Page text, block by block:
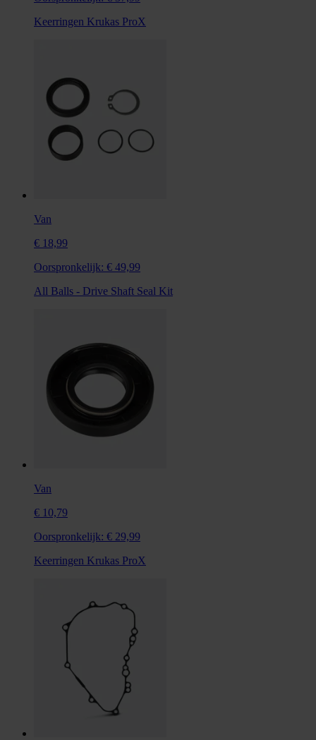
Keerringen Krukas ProX
Van
€ 18,99
Oorspronkelijk: € 49,99
All Balls - Drive Shaft Seal Kit
Van
€ 10,79
Oorspronkelijk: € 29,99
Keerringen Krukas ProX